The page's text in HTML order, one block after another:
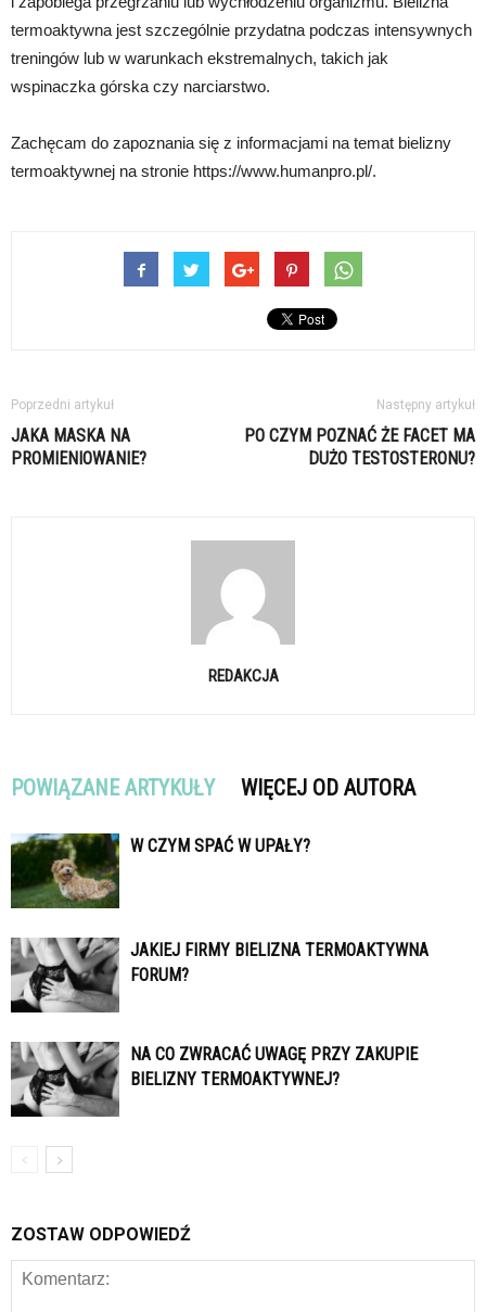
termoaktywna jest szczególnie przydatna podczas intensywnych
treningów lub w warunkach ekstremalnych, takich jak
wspinaczka górska czy narciarstwo.
Zachęcam do zapoznania się z informacjami na temat bielizny
termoaktywnej na stronie https://www.humanpro.pl/.
Poprzedni artykuł
JAKA MASKA NA
PROMIENIOWANIE?
Następny artykuł
PO CZYM POZNAĆ ŻE FACET MA
DUŻO TESTOSTERONU?
REDAKCJA
POWIĄZANE ARTYKUŁY WIĘCEJ OD AUTORA
W CZYM SPAĆ W UPAŁY?
JAKIEJ FIRMY BIELIZNA TERMOAKTYWNA
FORUM?
NA CO ZWRACAĆ UWAGĘ PRZY ZAKUPIE
BIELIZNY TERMOAKTYWNEJ?
ZOSTAW ODPOWIEDŹ